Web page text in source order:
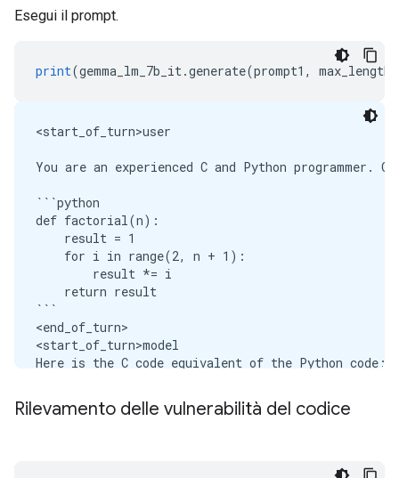
Esegui il prompt.
print(gemma_lm_7b_it.generate(prompt1 , max_length
<start_of_turn>user
You are an experienced C and Python programmer.
```python
def factorial(n):
    result = 1
    for i in range(2, n + 1):
        result *= i
    return result
```
<end_of_turn>
<start_of_turn>model
Here is the C code equivalent of the Python code:
int factorial(int n) {
Rilevamento delle vulnerabilità del codice